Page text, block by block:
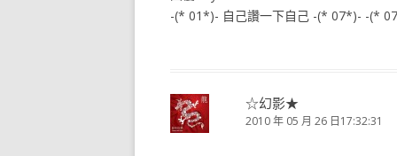
-(* 01*)- 自己讚一下自己 -(* 07*)- -(*
☆幻影★
2010 年 05 月 26 日17:32:31